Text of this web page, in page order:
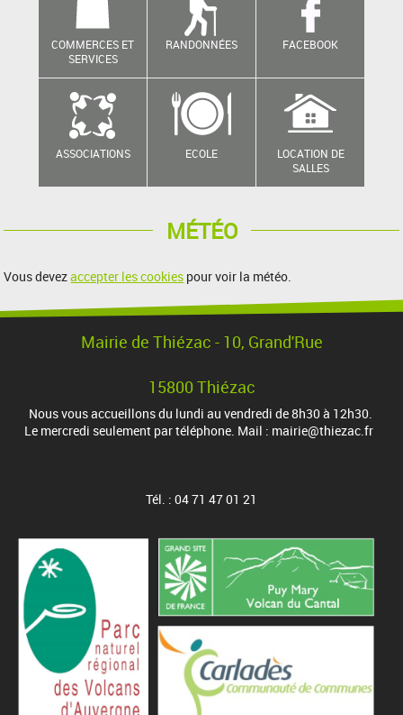
COMMERCES ET
SERVICES
RANDONNÉES FACEBOOK
ASSOCIATIONS ECOLE
LOCATION DE
SALLES
MÉTÉO
Vous devezaccepter les cookies pour voir la météo.
Mairie de Thiézac - 10, Grand'Rue
15800 Thiézac
Nous vous accueillons du lundi au vendredi de 8h30 à 12h30.
Le mercredi seulement par téléphone. Mail : mairie@thiezac.fr
Tél. : 04 71 47 01 21